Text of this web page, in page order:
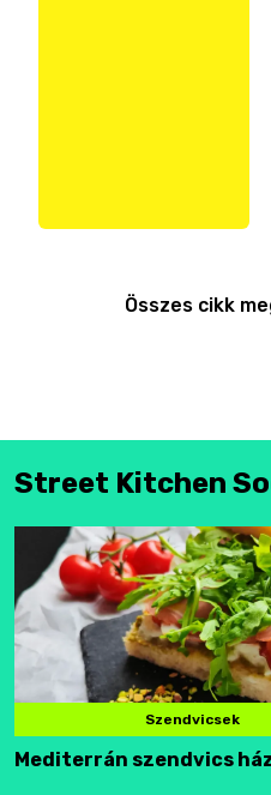
Összes cikk
Street Kitchen
Szendvicsek
Mediterrán szendvics